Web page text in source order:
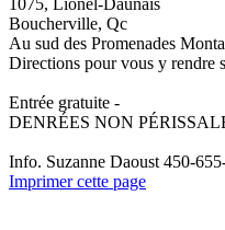
1075, Lionel-Daunais
Boucherville, Qc
Au sud des Promenades
Directions pour vous y rendre
Entrée gratuite -
DENRÉES NON
Info. Suzanne Daoust 450-
Imprimer cette page